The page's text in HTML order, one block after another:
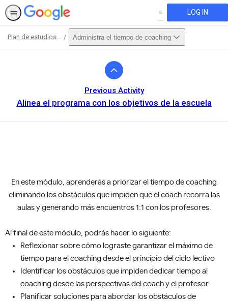
SEARCH LOG IN
Plan de estudios para Certifed Coaches Administra el tiempo de coaching
Previous Activity
Alinea el programa con los objetivos de la escuela
English.View activity
En este módulo, aprenderás a priorizar el tiempo de coaching
eliminando los obstáculos que impiden que el coach recorra las
aulas y generando más encuentros 1:1 con los profesores.
Al final de este módulo, podrás hacer lo siguiente:
Reflexionar sobre cómo lograste garantizar el máximo de
tiempo para el coaching desde el principio del ciclo lectivo
Identificar los obstáculos que impiden dedicar tiempo al
coaching desde las perspectivas del coach y el profesor
Planificar soluciones para abordar los obstáculos de